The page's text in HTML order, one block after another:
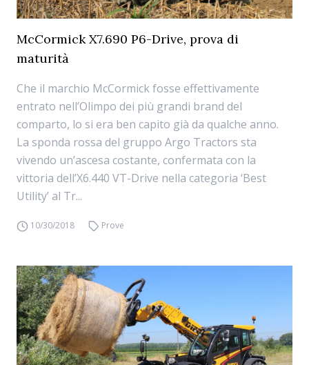
McCormick X7.690 P6-Drive, prova di
maturità
Che il marchio McCormick fosse effettivamente
entrato nell’Olimpo dei più grandi brand del
comparto, lo si era ben capito già da qualche anno.
La sponda rossa del gruppo Argo Tractors sta
vivendo un’ascesa costante, confermata con la
vittoria dell’X6.440 VT-Drive nella categoria ‘Best
Utility’ al Tr...
10/30/2018 Prove